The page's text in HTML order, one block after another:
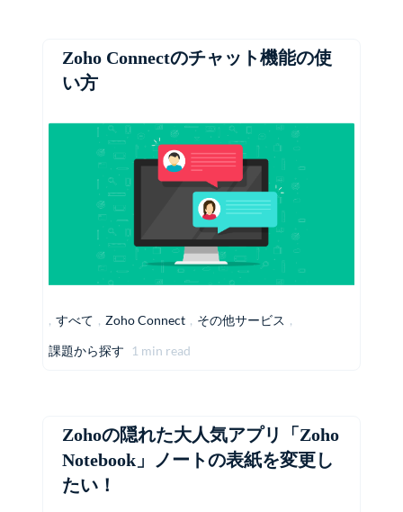
Zoho Connectのチャット機能の使
い方
, すべて , Zoho Connect , その他サービス ,
課題から探す
1 min read
Zohoの隠れた大人気アプリ「Zoho
Notebook」ノートの表紙を変更し
たい！